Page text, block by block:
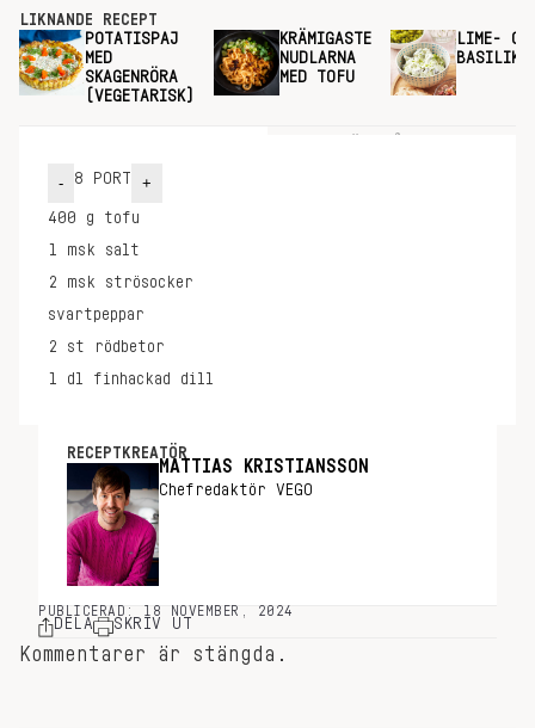
LIKNANDE RECEPT
POTATISPAJ
MED
SKAGENRÖRA
(VEGETARISK)
KRÄMIGASTE
NUDLARNA
MED TOFU
LIME-
- 8 PORT +
400 g
tofu
1 msk
salt
2 msk
strösocker
svartpeppar
2 st
rödbetor
1 dl finhackad dill
RECEPTKREATÖR
MATTIAS KRISTIANSSON
Chefredaktör VEGO
PUBLICERAD: 18 NOVEMBER, 2024
DELA SKRIV UT
Kommentarer är stängda.